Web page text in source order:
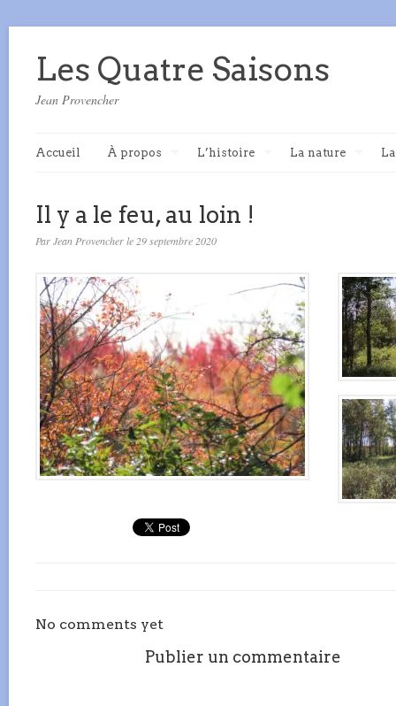
Les Quatre Saisons
Jean Provencher
Accueil À propos L’histoire La nature
Il y a le feu, au loin !
Par Jean Provencher le 29 septembre 2020
No comments yet
Publier un commentaire